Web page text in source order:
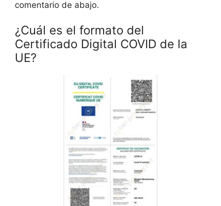
comentario de abajo.
¿Cuál es el formato del
Certificado Digital COVID de la
UE?